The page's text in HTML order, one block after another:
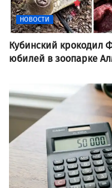
НОВОСТИ
Кубинский крокодил
юбилей в зоопарке